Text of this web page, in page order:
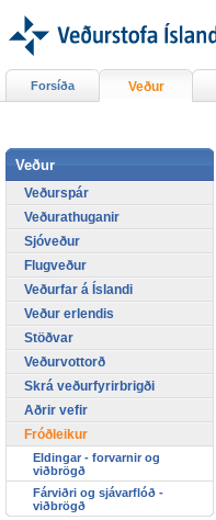
Forsíða Veður
Veður
Veðurspár
Veðurathuganir
Sjóveður
Flugveður
Veðurfar á Íslandi
Veður erlendis
Stöðvar
Veðurvottorð
Skrá veðurfyrirbrigði
Aðrir vefir
Fróðleikur
Eldingar - forvarnir og
viðbrögð
Fárviðri og sjávarflóð -
viðbrögð